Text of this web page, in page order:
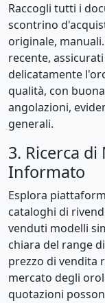
Raccogli tutti i
scontrino
originale,
recente,
delicatamente
qualità, con
angolazioni,
generali.
3. Ricerca
Informato
Esplora
cataloghi di
venduti modelli
chiara del range
prezzo di vendita
mercato degli
quotazioni